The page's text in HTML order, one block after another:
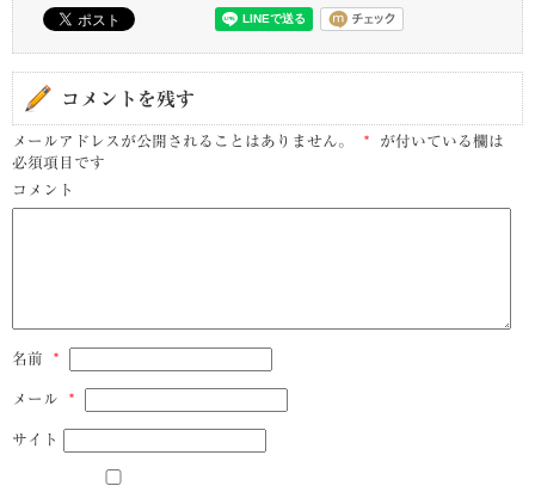
コメントを残す
メールアドレスが公開されることはありません。 *
が付いている欄は
必須項目です
コメント
名前 *
メール *
サイト